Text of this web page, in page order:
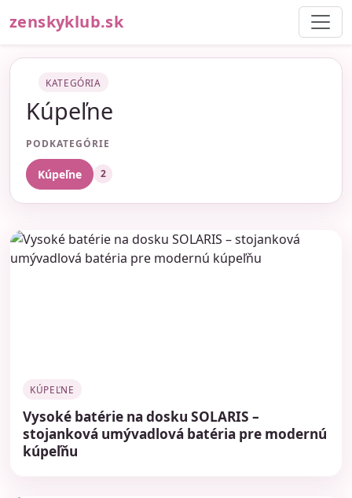
zenskyklub.sk
KATEGÓRIA
Kúpeľne
PODKATEGÓRIE
Kúpeľne 2
KÚPEĽNE
Vysoké batérie na dosku SOLARIS –
stojanková umývadlová batéria pre modernú
kúpeľňu